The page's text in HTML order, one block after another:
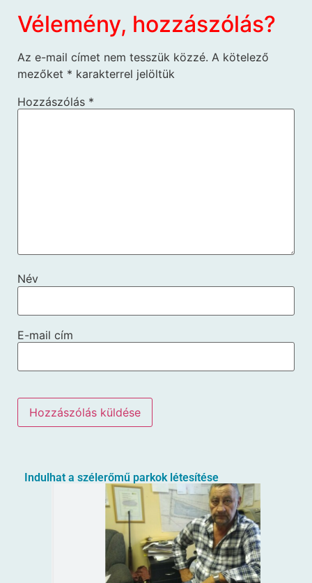
Vélemény, hozzászólás?
Az e-mail címet nem tesszük közzé. A kötelező
mezőket * karakterrel jelöltük
Hozzászólás *
Név
E-mail cím
Indulhat a szélerőmű parkok létesítése